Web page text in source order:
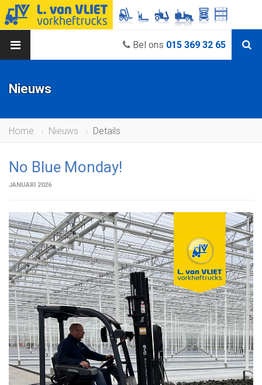
Bel ons 015 369 32 65
Nieuws
Home Nieuws Details
No Blue Monday!
JANUARI 2026